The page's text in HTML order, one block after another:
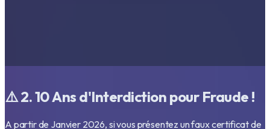
⚠️ 2. 10 Ans d'Interdiction pour Fraude !
A partir de Janvier 2026, si vous présentez un faux certificat de